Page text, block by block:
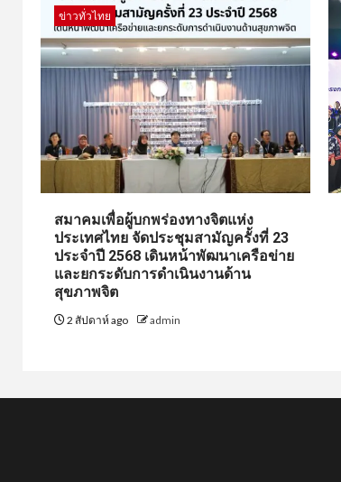
ข่าวทั่วไทย
สมาคมเพื่อผู้บกพร่องทางจิตแห่ง
ประเทศไทย จัดประชุมสามัญครั้งที่ 23
ประจำปี 2568 เดินหน้าพัฒนาเครือข่าย
และยกระดับการดำเนินงานด้าน
สุขภาพจิต
2 สัปดาห์ ago admin